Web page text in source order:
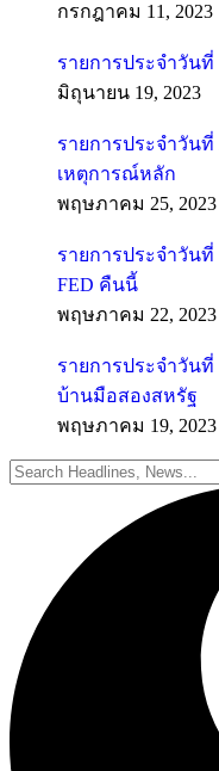
กรกฎาคม 11, 2023
รายการประจำวัน
มิถุนายน 19, 2023
รายการประจำวัน
เหตุการณ์หลัก
พฤษภาคม 25, 2023
รายการประจำวัน
FED คืนนี้
พฤษภาคม 22, 2023
รายการประจำวัน
บ้านมือสองสหรัฐ
พฤษภาคม 19, 2023